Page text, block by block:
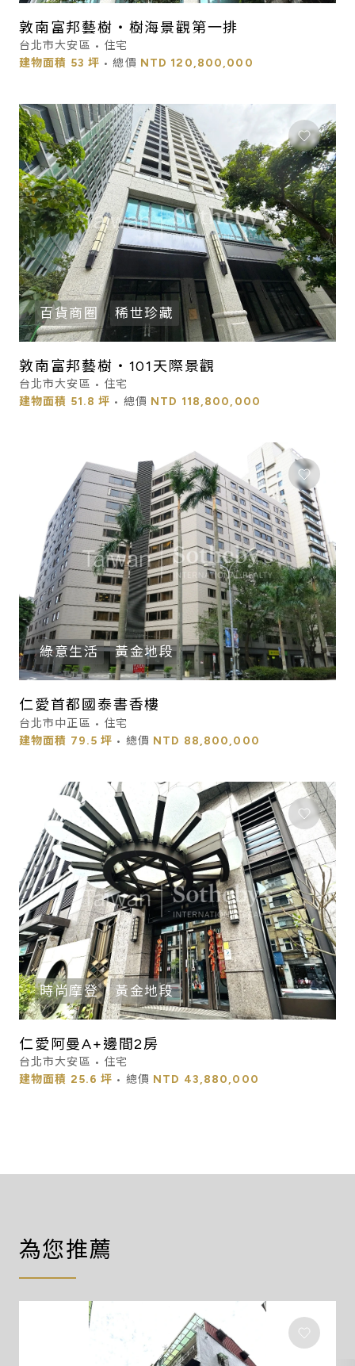
敦南富邦藝樹・樹海景觀第一排
台北市大安區 • 住宅
建物面積 53 坪 • 總價 NTD 120,800,000
百貨商圈 稀世珍藏
敦南富邦藝樹・101天際景觀
台北市大安區 • 住宅
建物面積 51.8 坪 • 總價 NTD 118,800,000
綠意生活 黃金地段
仁愛首都國泰書香樓
台北市中正區 • 住宅
建物面積 79.5 坪 • 總價 NTD 88,800,000
時尚摩登 黃金地段
仁愛阿曼A+邊間2房
台北市大安區 • 住宅
建物面積 25.6 坪 • 總價 NTD 43,880,000
為您推薦